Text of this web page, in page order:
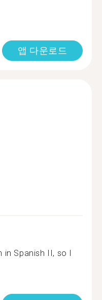
앱 다운로드
in Spanish II, so I